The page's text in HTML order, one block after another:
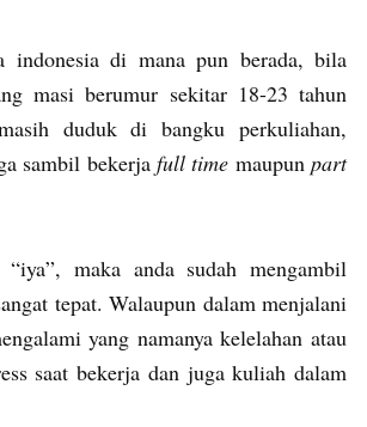
indonesia di mana pun berada, bila
masi berumur sekitar 18-23 tahun
duduk di bangku perkuliahan,
sambil bekerja full time maupunpart
“iya”, maka anda sudah mengambil
tepat. Walaupun dalam menjalani
yang namanya kelelahan atau
saat bekerja dan juga kuliah dalam